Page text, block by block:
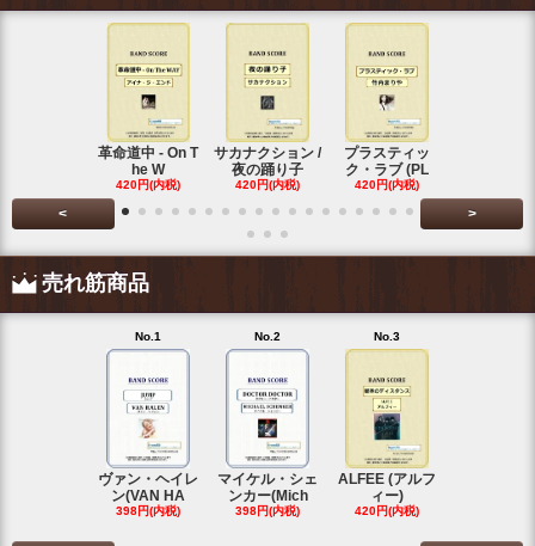
革命道中 - On T
he W
420円(内税)
サカナクション /
夜の踊り子
420円(内税)
プラスティッ
ク・ラブ (PL
420円(内税)
< >
売れ筋商品
No.1
ヴァン・ヘイレ
ン(VAN HA
398円(内税)
No.2
マイケル・シェ
ンカー(Mich
398円(内税)
No.3
ALFEE (アルフ
ィー)
420円(内税)